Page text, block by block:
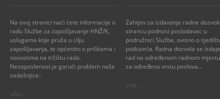
Na ovoj stranici naći ćete informacije o
radu Službe za zapošljavanje HNŽ/K,
uslugama koje pruža u cilju
zapošljavanja, te općenito o prilikama i
novostima na tržištu rada.
Nezaposlenost je gorući problem naše
sadašnjice..
više..
Zahtjev za izdavanje radne
strancu podnosi poslodavac u
podružnici Službe, ovisno o
poduzeća. Radna dozvola se
rad na određenom radnom
za određenu vrstu poslova...
više..